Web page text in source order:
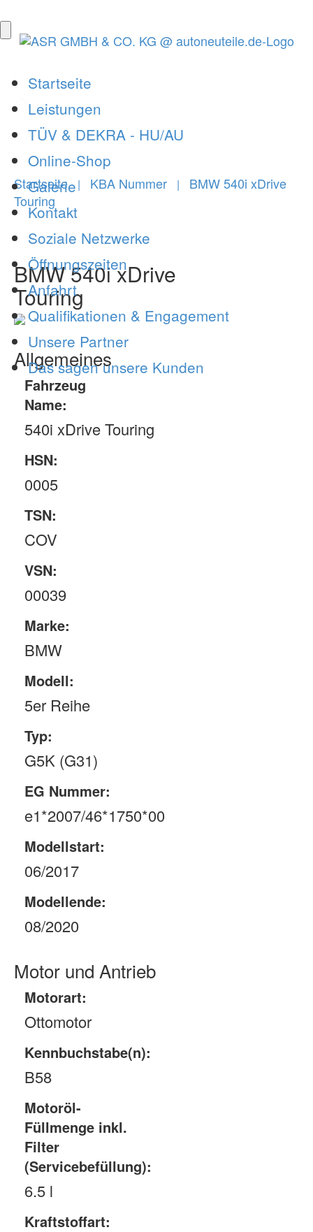
Startseite
Leistungen
TÜV & DEKRA - HU/AU
Online-Shop
Galerie
Kontakt
Soziale Netzwerke
Öffnungszeiten
Anfahrt
Qualifikationen & Engagement
Unsere Partner
Das sagen unsere Kunden
Startseite | KBA Nummer |
BMW 540i xDrive
Touring
BMW 540i xDrive
Touring
Allgemeines
Fahrzeug
Name:
540i xDrive Touring
HSN:
0005
TSN:
COV
VSN:
00039
Marke:
BMW
Modell:
5er Reihe
Typ:
G5K (G31)
EG Nummer:
e1*2007/46*1750*00
Modellstart:
06/2017
Modellende:
08/2020
Motor und Antrieb
Motorart:
Ottomotor
Kennbuchstabe(n):
B58
Motoröl-
Füllmenge inkl.
Filter
(Servicebefüllung):
6.5 l
Kraftstoffart: